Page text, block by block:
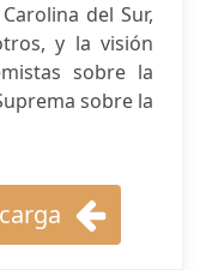
del Sur,
y la visión
sobre la
sobre la